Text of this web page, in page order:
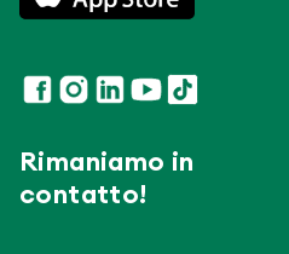
Rimaniamo in
contatto!